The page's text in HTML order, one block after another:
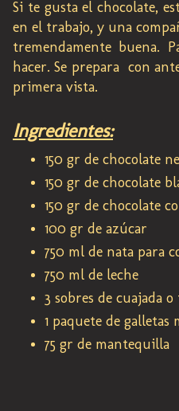
Si te gusta el chocolate,
en el trabajo, y una
tremendamente buena.
hacer. Se prepara con
primera vista.
Ingredientes:
150 gr de chocolate
150 gr de chocolate
150 gr de chocolate
100 gr de azúcar
750 ml de nata para
750 ml de leche
3 sobres de cuajada
1 paquete de galletas
75 gr de mantequilla